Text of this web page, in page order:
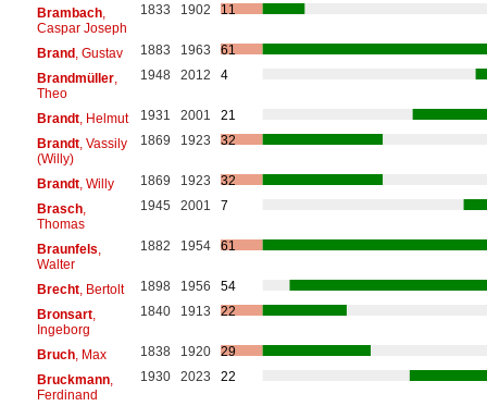
Brambach,
Caspar Joseph
1833 1902 11
Brand, Gustav 1883 1963
61
Brandmüller,
Theo
1948 2012 4
Brandt, Helmut 1931 2001
21
Brandt, Vassily
(Willy)
1869 1923 32
Brandt, Willy 1869 1923
32
Brasch,
Thomas
1945 2001 7
Braunfels
Walter
1882 1954 61
Brecht, Bertolt 1898 1956
54
Bronsart,
Ingeborg
1840 1913 22
Bruch, Max 1838 1920
29
Bruckmann,
Ferdinand
1930 2023 22